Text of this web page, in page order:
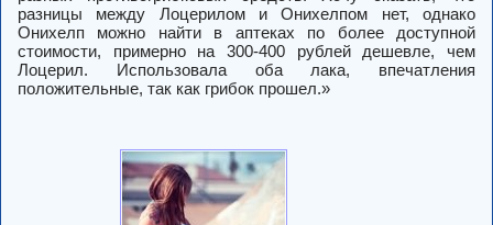
разницы между Лоцерилом и Онихелпом нет, однако
Онихелп можно найти в аптеках по более доступной
стоимости, примерно на 300-400 рублей дешевле, чем
Лоцерил. Использовала оба лака, впечатления
положительные, так как грибок прошел.»